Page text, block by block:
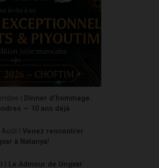
|
Dinner d'hommage
— 10 ans déjà
| Venez rencontrer
à Natanya!
|
Le Admour de Ungvar